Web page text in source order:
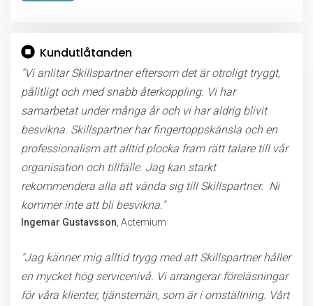
Kundutlåtanden
"Vi anlitar Skillspartner eftersom det är otroligt tryggt,
pålitligt och med snabb återkoppling. Vi har
samarbetat under många år och vi har aldrig blivit
besvikna. Skillspartner har fingertoppskänsla och en
professionalism att alltid plocka fram rätt talare till vår
organisation och tillfälle. Jag kan starkt
rekommendera alla att vända sig till Skillspartner. Ni
kommer inte att bli besvikna."
Ingemar Gustavsson , Actemium
"Jag känner mig alltid trygg med att Skillspartner håller
en mycket hög servicenivå. Vi arrangerar föreläsningar
för våra klienter, tjänstemän, som är i omställning. Vårt